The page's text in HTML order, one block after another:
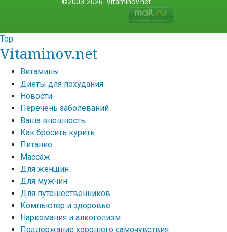
©2003-2026. Vitaminov.net
Top
Vitaminov.net
Витамины
Диеты для похудания
Новости
Перечень заболеваний
Ваша внешность
Как бросить курить
Питание
Массаж
Для женщин
Для мужчин
Для путешественников
Компьютер и здоровье
Наркомания и алкоголизм
Поддержание хорошего самочувствия